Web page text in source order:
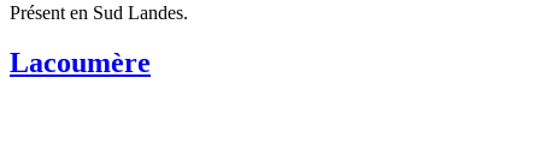
Présent en Sud Landes.
Lacoumère